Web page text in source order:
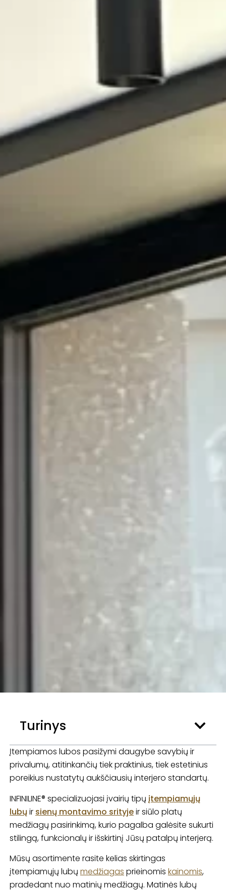
Turinys
Įtempiamos lubos pasižymi daugybe savybių ir
privalumų, atitinkančių tiek praktinius, tiek estetinius
poreikius nustatytų aukščiausių interjero standartų.
INFINILINE® specializuojasi įvairių tipų įtempiamųjų
lubųir sienų montavimo srityjeir siūlo platų
medžiagų pasirinkimą, kurio pagalba galėsite sukurti
stilingą, funkcionalų ir išskirtinį Jūsų patalpų interjerą.
Mūsų asortimente rasite kelias skirtingas
įtempiamųjų lubų medžiagas prieinomis kainomis,
pradedant nuo matinių medžiagų. Matinės lubų